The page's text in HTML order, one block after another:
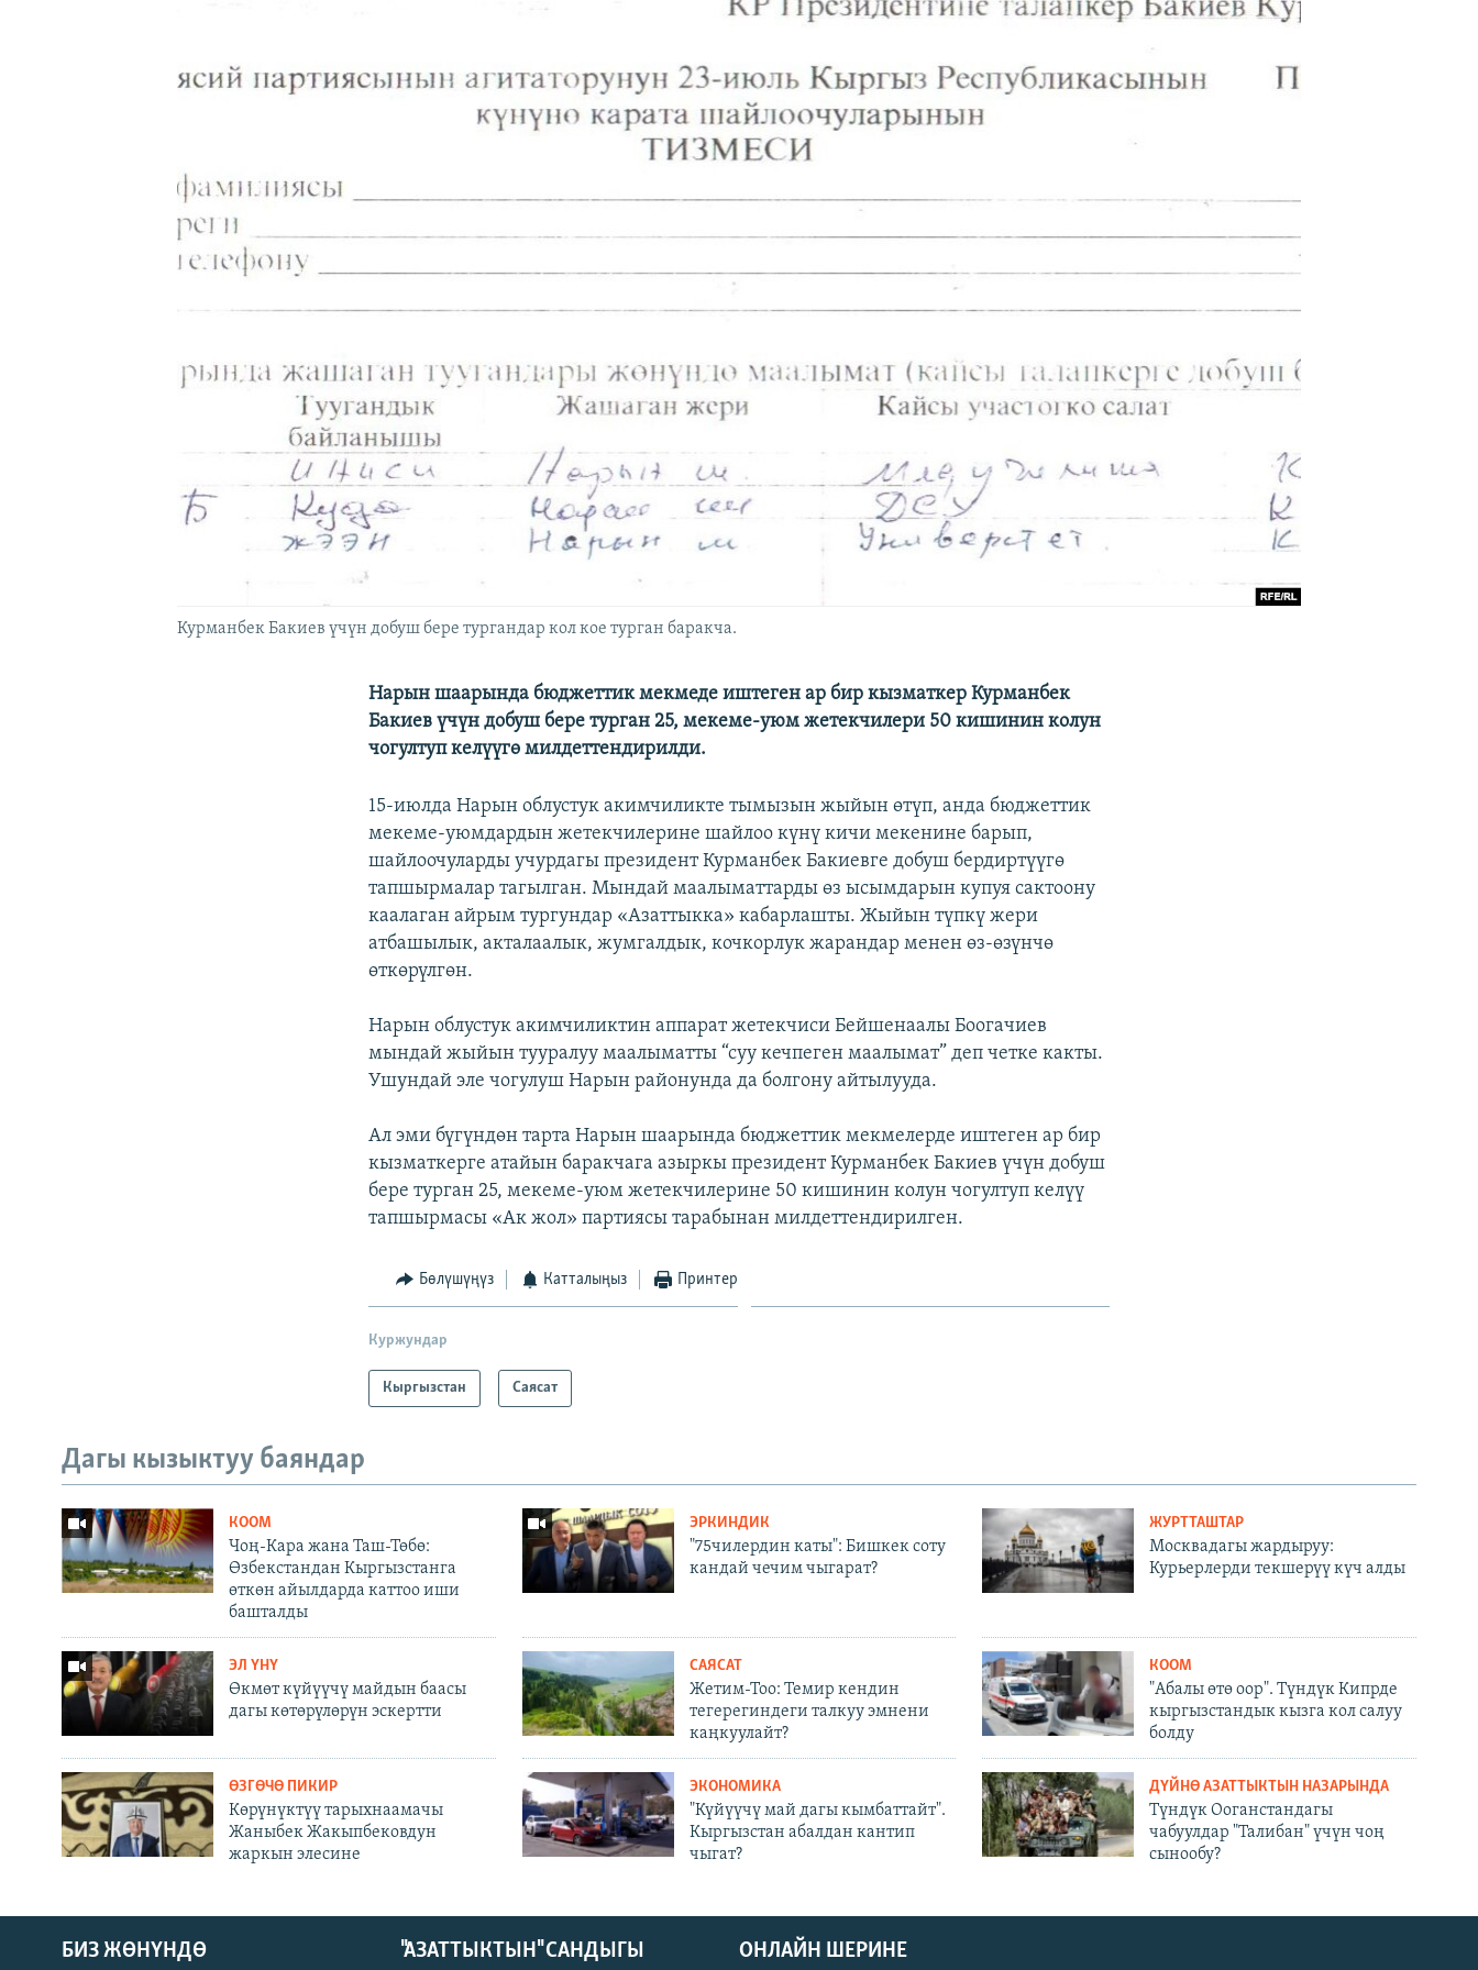
ЫҢГАЙСЫЗ СУРООЛОР
Курманбек Бакиев үчүн добуш бере тургандар кол кое турган баракча.
Нарын шаарында бюджеттик мекмеде иштеген ар бир кызматкер Курманбек
Бакиев үчүн добуш бере турган 25, мекеме-уюм жетекчилери 50 кишинин колун
чогултуп келүүгө милдеттендирилди.
15-июлда Нарын облустук акимчиликте тымызын жыйын өтүп, анда бюджеттик
мекеме-уюмдардын жетекчилерине шайлоо күнү кичи мекенине барып,
шайлоочуларды учурдагы президент Курманбек Бакиевге добуш бердиртүүгө
тапшырмалар тагылган. Мындай маалыматтарды өз ысымдарын купуя сактоону
каалаган айрым тургундар «Азаттыкка» кабарлашты. Жыйын түпкү жери
атбашылык, акталаалык, жумгалдык, кочкорлук жарандар менен өз-өзүнчө
өткөрүлгөн.
Нарын облустук акимчиликтин аппарат жетекчиси Бейшенаалы Боогачиев
мындай жыйын тууралуу маалыматты “суу кечпеген маалымат” деп четке какты.
Ушундай эле чогулуш Нарын районунда да болгону айтылууда.
Ал эми бүгүндөн тарта Нарын шаарында бюджеттик мекмелерде иштеген ар бир
кызматкерге атайын баракчага азыркы президент Курманбек Бакиев үчүн добуш
бере турган 25, мекеме-уюм жетекчилерине 50 кишинин колун чогултуп келүү
тапшырмасы «Ак жол» партиясы тарабынан милдеттендирилген.
Бөлүшүңүз Катталыңыз Принтер
Куржундар
Кыргызстан Саясат
Дагы кызыктуу баяндар
КООМ
Чоң-Кара жана Таш-Төбө:
Өзбекстандан Кыргызстанга
өткөн айылдарда каттоо иши
башталды
ЭРКИНДИК
"75чилердин каты": Бишкек соту
кандай чечим чыгарат?
ЖУРТТАШТАР
Москвадагы жардыруу:
Курьерлерди текшерүү күч алды
ЭЛ ҮНҮ
Өкмөт күйүүчү майдын баасы
дагы көтөрүлөрүн эскертти
САЯСАТ
Жетим-Тоо: Темир кендин
тегерегиндеги талкуу эмнени
каңкуулайт?
КООМ
"Абалы өтө оор". Түндүк Кипрде
кыргызстандык кызга кол салуу
болду
ӨЗГӨЧӨ ПИКИР
Көрүнүктүү тарыхнаамачы
Жаныбек Жакыпбековдун
жаркын элесине
ЭКОНОМИКА
"Күйүүчү май дагы кымбаттайт".
Кыргызстан абалдан кантип
чыгат?
ДҮЙНӨ АЗАТТЫКТЫН НАЗАРЫНДА
Түндүк Ооганстандагы
чабуулдар "Талибан" үчүн чоң
сынообу?
ОНЛАЙН ШЕРИНЕ
БИЗ ЖӨНҮНДӨ "АЗАТТЫКТЫН" САНДЫГЫ